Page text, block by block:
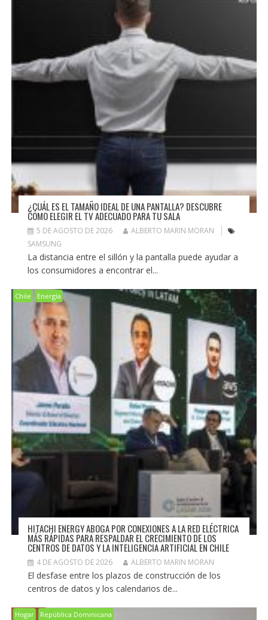
¿CUÁL ES EL TAMAÑO IDEAL DE UNA PANTALLA? DESCUBRE
CÓMO ELEGIR EL TV ADECUADO PARA TU SALA
5 DE AGOSTO DE 2026
ALBERTO MARIN MORAN
SAMSUNG
La distancia entre el sillón y la pantalla puede ayudar a
los consumidores a encontrar el...
Chile Energía
HITACHI ENERGY ABOGA POR CONEXIONES A LA RED ELÉCTRICA
MÁS RÁPIDAS PARA RESPALDAR EL CRECIMIENTO DE LOS
CENTROS DE DATOS Y LA INTELIGENCIA ARTIFICIAL EN CHILE
4 DE AGOSTO DE 2026 ALBERTO MARIN MORAN
El desfase entre los plazos de construcción de los
centros de datos y los calendarios de...
Hogar República Dominicana